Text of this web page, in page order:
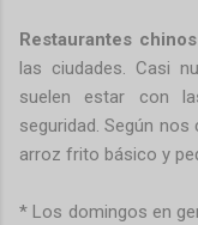
Restaurantes
las ciudades. Casi
suelen estar con
seguridad. Según
arroz frito básico y
* Los domingos en